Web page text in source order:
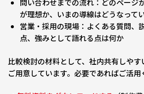
問い合わせまでの流れ：どのページ
が理想か、いまの導線はどうなって
営業・採用の現場：よくある質問、
点、強みとして語れる点は何か
比較検討の材料として、社内共有しや
ご用意しています。必要であればご活用